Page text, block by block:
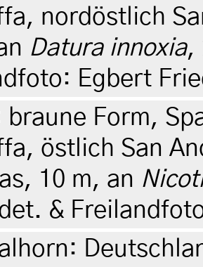
nordöstlich
Datura innoxia,
Egbert
braune Form,
östlich San
10 m, an
&